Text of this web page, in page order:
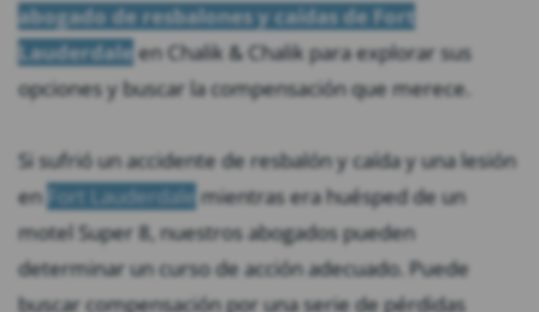
abogado de resbalones y caídas de Fort
Lauderdaleen Chalik & Chalik para explorar sus
opciones y buscar la compensación que merece.
Si sufrió un accidente de resbalón y caída y una lesión
en
Fort Lauderdale mientras era huésped de un
motel Super 8, nuestros abogados pueden
determinar un curso de acción adecuado. Puede
buscar compensación por una serie de pérdidas